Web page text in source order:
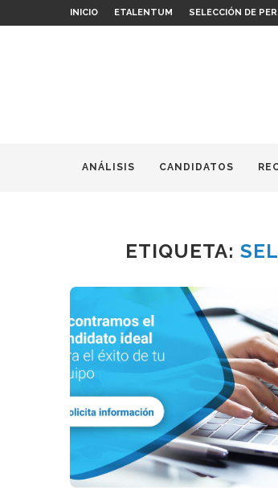
INICIO ETALENTUM SELECCIÓN DE
ANÁLISIS CANDIDATOS
ETIQUETA: